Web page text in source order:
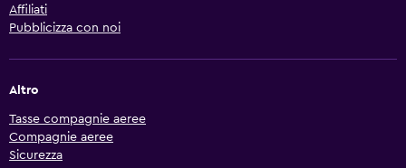
Affiliati
Pubblicizza con noi
Altro
Tasse compagnie aeree
Compagnie aeree
Sicurezza